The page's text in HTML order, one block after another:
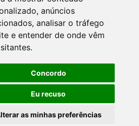
anúncios
analisar o tráfego
e entender de onde vêm
Concordo
Eu recuso
as minhas preferências